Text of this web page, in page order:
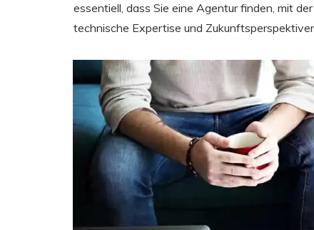
essentiell, dass Sie eine Agentur finden, mit
technische Expertise und